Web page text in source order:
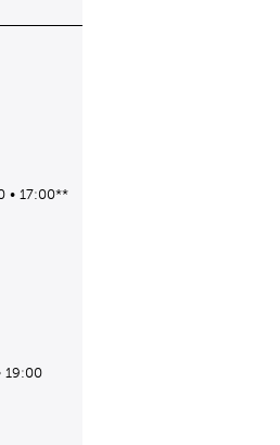
• 17:00**
19:00